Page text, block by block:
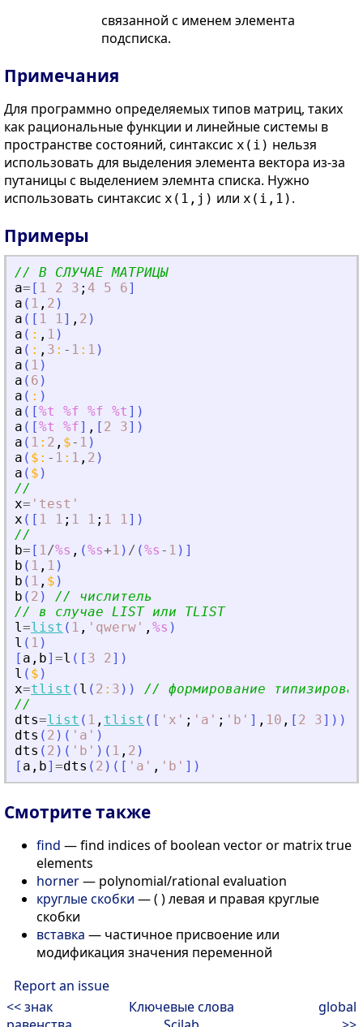
связанной с именем элемента
подсписка.
Примечания
Для программно определяемых типов матриц, таких
как рациональные функции и линейные системы в
пространстве состояний, синтаксис x(i) нельзя
использовать для выделения элемента вектора из-за
путаницы с выделением элемнта списка. Нужно
использовать синтаксис x(1,j) или x(i,1) .
Примеры
// В СЛУЧАЕ МАТРИЦЫ
a= [ 1 2 3 ; 4 5 6]
a ( 1 , 2 )
a ( [ 1 1] , 2 )
a ( : , 1 )
a ( : , 3 : - 1 : 1 )
a ( 1 )
a ( 6 )
a ( : )
a ( [%t %f %f %t ] )
a ( [%t %f] , [ 2 3] )
a ( 1 : 2 , $- 1 )
a ( $ : - 1 : 1 , 2 )
a ( $ )
//
x= ' test '
x ( [ 1 1 ; 1 1 ; 1 1] )
//
b= [ 1/%s , (%s+1 ) / (%s - 1 ) ]
b ( 1 , 1 )
b ( 1 , $ )
b ( 2 )
// числитель
// в случае LIST или TLIST
l=list ( 1 , ' qwerw ' , %s )
l ( 1 )
[ a , b] =l ( [ 3 2] )
l ( $ )
x=tlist ( l ( 2 : 3 ) )
// формирование
//
dts=list ( 1 , tlist ( [ ' x ' ; ' a ' ; ' b ' ] , 10 , [ 2 3] ) )
dts ( 2 ) ( ' a ' )
dts ( 2 ) ( ' b ' ) ( 1 , 2 )
[ a , b] =dts ( 2 ) ( [ ' a ' , ' b ' ] )
Смотрите также
find — find indices of boolean vector or matrix true
elements
horner— polynomial/rational evaluation
круглые скобки — ( ) левая и правая круглые
скобки
вставка — частичное присвоение или
модификация значения переменной
Report an issue
<< знак
Ключевые слова
global